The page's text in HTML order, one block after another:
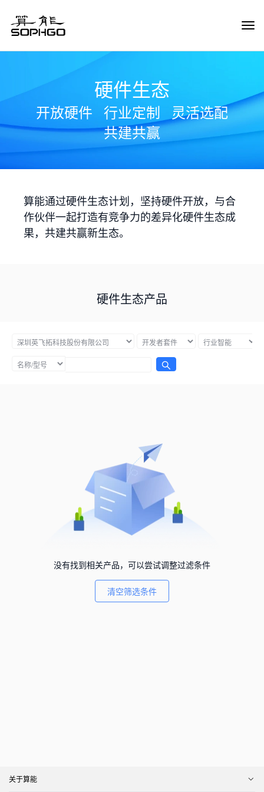
硬件生态
开放硬件 行业定制
灵活选配
共建共赢
算能通过硬件生态计划，坚持硬件开放，与合
作伙伴一起打造有竞争力的差异化硬件生态成
果，共建共赢新生态。
硬件生态产品
没有找到相关产品，可以尝试调整过滤条件
清空筛选条件
关于算能